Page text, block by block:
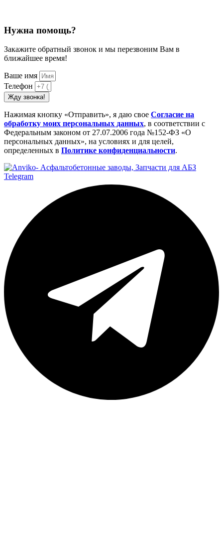
Нужна помощь?
Закажите обратный звонок и мы перезвоним Вам в
ближайшее время!
Ваше имя
Телефон
Жду звонка!
Нажимая кнопку «Отправить», я даю свое Cогласие на
обработку моих персональных данных, в соответствии с
Федеральным законом от 27.07.2006 года №152-ФЗ «О
персональных данных», на условиях и для целей,
определенных в Политике конфиденциальности.
Telegram